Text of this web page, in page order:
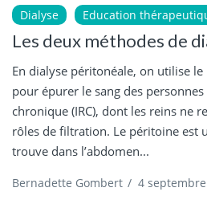
Dialyse Education
Les deux méthodes de
En dialyse péritonéale, on utilise
pour épurer le sang des
chronique (IRC), dont les reins ne
rôles de filtration. Le péritoine est
trouve dans l’abdomen...
Bernadette Gombert / 4